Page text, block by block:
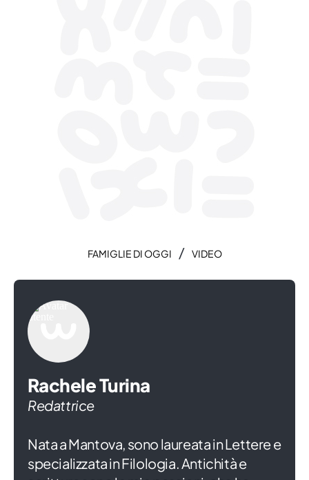
FAMIGLIE DI OGGI / VIDEO
Rachele Turina
Redattrice
Nata a Mantova, sono laureata in Lettere e
specializzata in Filologia. Antichità e